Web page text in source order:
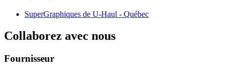
SuperGraphiques de U-Haul - Québec
Collaborez avec nous
Fournisseur